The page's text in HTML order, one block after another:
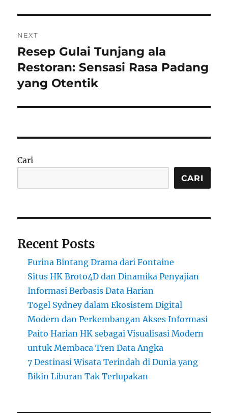
NEXT
Next
post:
Resep Gulai Tunjang ala
Restoran: Sensasi Rasa Padang
yang Otentik
Cari
CARI
Recent Posts
Furina Bintang Drama dari Fontaine
Situs HK Broto4D dan Dinamika Penyajian
Informasi Berbasis Data Harian
Togel Sydney dalam Ekosistem Digital
Modern dan Perkembangan Akses Informasi
Paito Harian HK sebagai Visualisasi Modern
untuk Membaca Tren Data Angka
7 Destinasi Wisata Terindah di Dunia yang
Bikin Liburan Tak Terlupakan